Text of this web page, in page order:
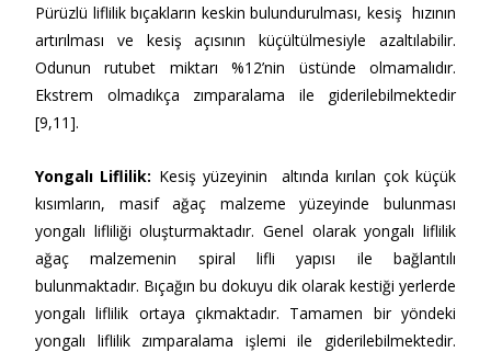
Pürüzlü liflilik bıçakların keskin bulundurulması, kesiş hızının
artırılması ve kesiş açısının küçültülmesiyle azaltılabilir.
Odunun rutubet miktarı %12’nin üstünde olmamalıdır.
Ekstrem olmadıkça zımparalama ile giderilebilmektedir
[9,11].
Yongalı Liflilik: Kesiş yüzeyinin altında kırılan çok küçük
kısımların, masif ağaç malzeme yüzeyinde bulunması
yongalı lifliliği oluşturmaktadır. Genel olarak yongalı liflilik
ağaç malzemenin spiral lifli yapısı ile bağlantılı
bulunmaktadır. Bıçağın bu dokuyu dik olarak kestiği yerlerde
yongalı liflilik ortaya çıkmaktadır. Tamamen bir yöndeki
yongalı liflilik zımparalama işlemi ile giderilebilmektedir.